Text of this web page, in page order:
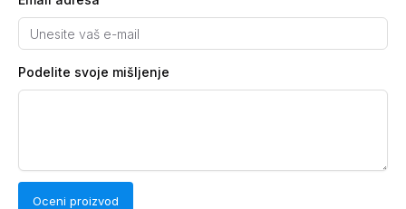
Podelite svoje mišljenje
Oceni proizvod